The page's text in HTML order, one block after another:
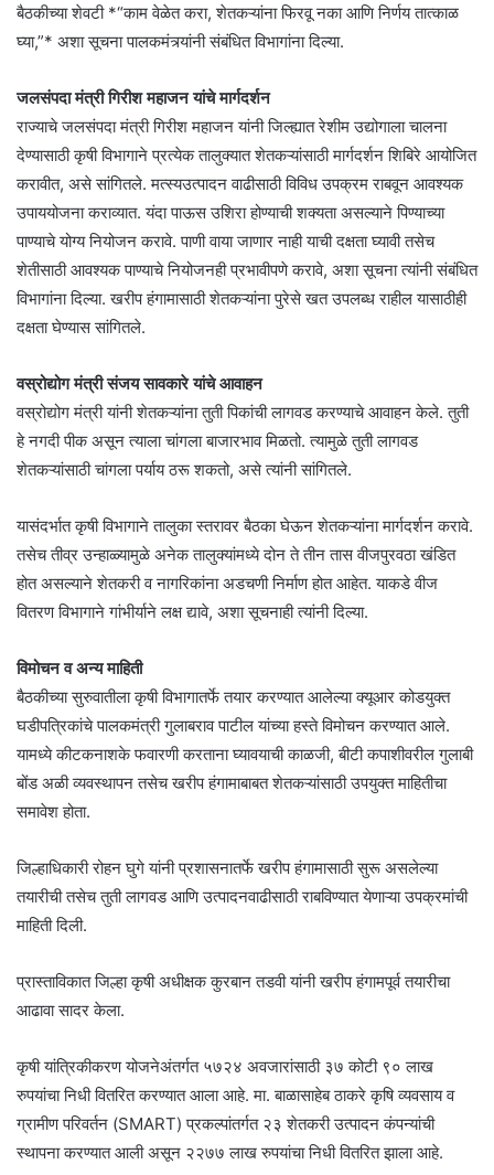
बैठकीच्या शेवटी *“काम वेळेत करा, शेतकऱ्यांना फिरवू नका आणि निर्णय तात्काळ
घ्या,”* अशा सूचना पालकमंत्र्यांनी संबंधित विभागांना दिल्या.
जलसंपदा मंत्री गिरीश महाजन यांचे मार्गदर्शन
राज्याचे जलसंपदा मंत्री गिरीश महाजन यांनी जिल्ह्यात रेशीम उद्योगाला चालना
देण्यासाठी कृषी विभागाने प्रत्येक तालुक्यात शेतकऱ्यांसाठी मार्गदर्शन शिबिरे आयोजित
करावीत, असे सांगितले. मत्स्यउत्पादन वाढीसाठी विविध उपक्रम राबवून आवश्यक
उपाययोजना कराव्यात. यंदा पाऊस उशिरा होण्याची शक्यता असल्याने पिण्याच्या
पाण्याचे योग्य नियोजन करावे. पाणी वाया जाणार नाही याची दक्षता घ्यावी तसेच
शेतीसाठी आवश्यक पाण्याचे नियोजनही प्रभावीपणे करावे, अशा सूचना त्यांनी संबंधित
विभागांना दिल्या. खरीप हंगामासाठी शेतकऱ्यांना पुरेसे खत उपलब्ध राहील यासाठीही
दक्षता घेण्यास सांगितले.
वस्रोद्योग मंत्री संजय सावकारे यांचे आवाहन
वस्रोद्योग मंत्री यांनी शेतकऱ्यांना तुती पिकांची लागवड करण्याचे आवाहन केले. तुती
हे नगदी पीक असून त्याला चांगला बाजारभाव मिळतो. त्यामुळे तुती लागवड
शेतकऱ्यांसाठी चांगला पर्याय ठरू शकतो, असे त्यांनी सांगितले.
यासंदर्भात कृषी विभागाने तालुका स्तरावर बैठका घेऊन शेतकऱ्यांना मार्गदर्शन करावे.
तसेच तीव्र उन्हाळ्यामुळे अनेक तालुक्यांमध्ये दोन ते तीन तास वीजपुरवठा खंडित
होत असल्याने शेतकरी व नागरिकांना अडचणी निर्माण होत आहेत. याकडे वीज
वितरण विभागाने गांभीर्याने लक्ष द्यावे, अशा सूचनाही त्यांनी दिल्या.
विमोचन व अन्य माहिती
बैठकीच्या सुरुवातीला कृषी विभागातर्फे तयार करण्यात आलेल्या क्यूआर कोडयुक्त
घडीपत्रिकांचे पालकमंत्री गुलाबराव पाटील यांच्या हस्ते विमोचन करण्यात आले.
यामध्ये कीटकनाशके फवारणी करताना घ्यावयाची काळजी, बीटी कपाशीवरील गुलाबी
बोंड अळी व्यवस्थापन तसेच खरीप हंगामाबाबत शेतकऱ्यांसाठी उपयुक्त माहितीचा
समावेश होता.
जिल्हाधिकारी रोहन घुगे यांनी प्रशासनातर्फे खरीप हंगामासाठी सुरू असलेल्या
तयारीची तसेच तुती लागवड आणि उत्पादनवाढीसाठी राबविण्यात येणाऱ्या उपक्रमांची
माहिती दिली.
प्रास्ताविकात जिल्हा कृषी अधीक्षक कुरबान तडवी यांनी खरीप हंगामपूर्व तयारीचा
आढावा सादर केला.
कृषी यांत्रिकीकरण योजनेअंतर्गत ५७२४ अवजारांसाठी ३७ कोटी ९० लाख
रुपयांचा निधी वितरित करण्यात आला आहे. मा. बाळासाहेब ठाकरे कृषि व्यवसाय व
ग्रामीण परिवर्तन (SMART) प्रकल्पांतर्गत २३ शेतकरी उत्पादन कंपन्यांची
स्थापना करण्यात आली असून २२७७ लाख रुपयांचा निधी वितरित झाला आहे.